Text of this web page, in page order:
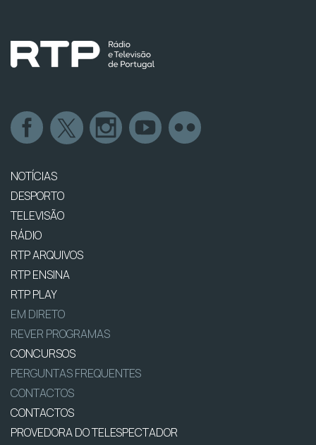
NOTÍCIAS
DESPORTO
TELEVISÃO
RÁDIO
RTP ARQUIVOS
RTP ENSINA
RTP PLAY
EM DIRETO
REVER PROGRAMAS
CONCURSOS
PERGUNTAS FREQUENTES
CONTACTOS
CONTACTOS
PROVEDORA DO TELESPECTADOR